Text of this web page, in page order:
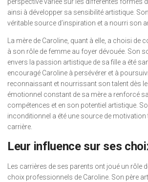
perspective variée sur les différentes formes
ainsi à développer sa sensibilité artistique.
véritable source d’inspiration et a nourri son
La mère de Caroline, quant à elle, a choisi de
à son rôle de femme au foyer dévouée. Son
envers la passion artistique de sa fille a été
encouragé Caroline à persévérer et à
reconnaissant et nourrissant son talent dès
émotionnel constant de sa mère a renforcé
compétences et en son potentiel artistique.
inconditionnel a été une source de motivation
carrière.
Leur influence sur ses
Les carrières de ses parents ont joué un rôle
choix professionnels de Caroline. Son père